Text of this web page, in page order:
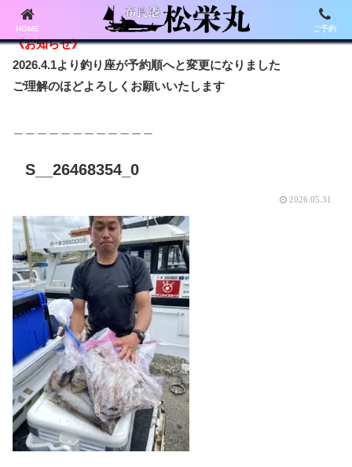
《お知らせ》
2026.4.1より釣り座が予約順へと変更になりました
ご理解のほどよろしくお願いいたします
S__26468354_0
2026.05.31
HOME ご予約